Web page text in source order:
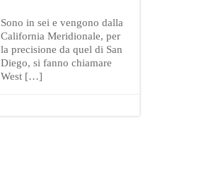
Sono in sei e vengono dalla
California Meridionale, per
la precisione da quel di San
Diego, si fanno chiamare
West […]